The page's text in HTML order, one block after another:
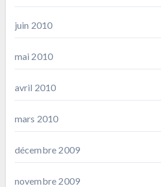
juin 2010
mai 2010
avril 2010
mars 2010
décembre 2009
novembre 2009